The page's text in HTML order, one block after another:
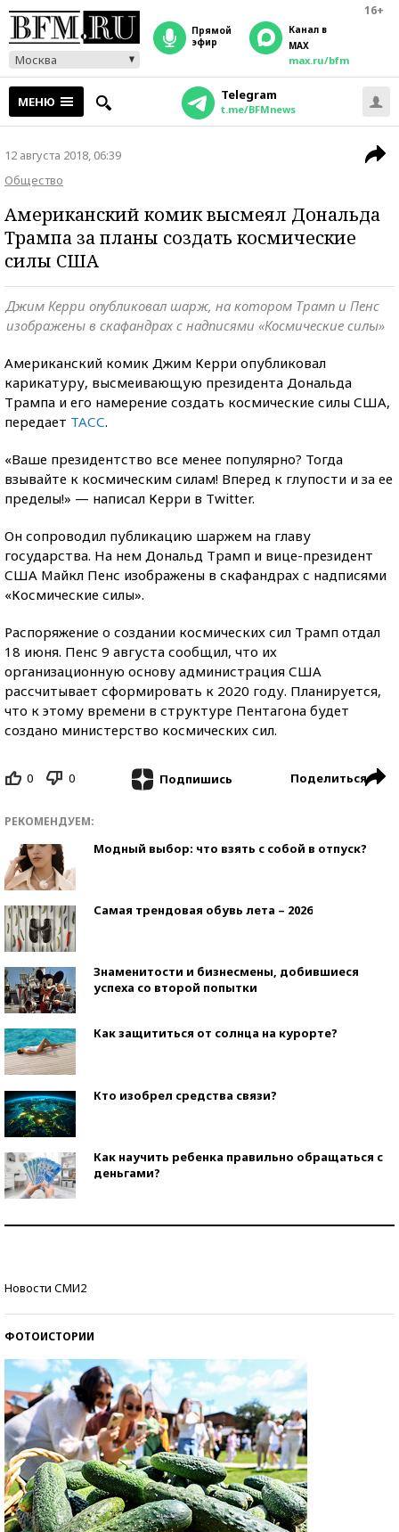
16+
Москва
прямой
эфир
Канал в
MAX
max.ru/bfm
МЕНЮ Telegram
t.me/BFMnews
12 августа 2018, 06:39
Общество
Американский комик высмеял Дональда
Трампа за планы создать космические
силы США
Джим Керри опубликовал шарж, на котором Трамп и Пенс
изображены в скафандрах с надписями «Космические силы»
Американский комик Джим Керри опубликовал
карикатуру, высмеивающую президента Дональда
Трампа и его намерение создать космические силы США,
передает ТАСС.
«Ваше президентство все менее популярно? Тогда
взывайте к космическим силам! Вперед к глупости и за ее
пределы!» — написал Керри в Twitter.
Он сопроводил публикацию шаржем на главу
государства. На нем Дональд Трамп и вице-президент
США Майкл Пенс изображены в скафандрах с надписями
«Космические силы».
Распоряжение о создании космических сил Трамп отдал
18 июня. Пенс 9 августа сообщил, что их
организационную основу администрация США
рассчитывает сформировать к 2020 году. Планируется,
что к этому времени в структуре Пентагона будет
создано министерство космических сил.
0 0 Подпишись Поделиться
РЕКОМЕНДУЕМ:
Модный выбор: что взять с собой в отпуск?
Самая трендовая обувь лета – 2026
Знаменитости и бизнесмены, добившиеся
успеха со второй попытки
Как защититься от солнца на курорте?
Кто изобрел средства связи?
Как научить ребенка правильно обращаться с
деньгами?
Новости СМИ2
ФОТОИСТОРИИ